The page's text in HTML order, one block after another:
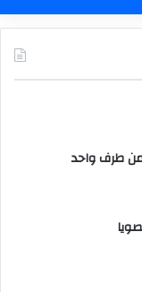
طرف واحد